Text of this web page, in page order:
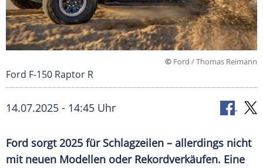
© Ford / Thomas Reimann
Ford F-150 Raptor R
14.07.2025 - 14:45 Uhr
Ford sorgt 2025 für Schlagzeilen – allerdings nicht
mit neuen Modellen oder Rekordverkäufen. Eine